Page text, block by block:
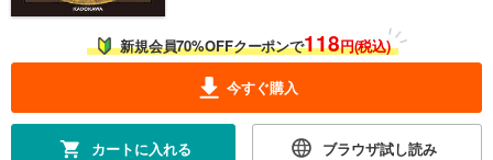
新規会員70%OFFクーポンで118円(税込)
今すぐ購入
カートに入れる ブラウザ試し読み